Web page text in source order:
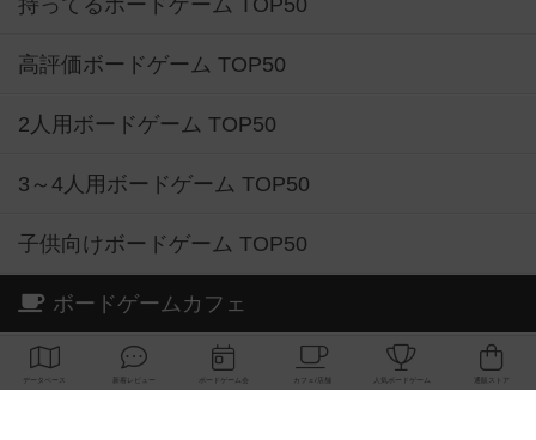
高評価ボードゲーム TOP50
2人用ボードゲーム TOP50
3～4人用ボードゲーム TOP50
子供向けボードゲーム TOP50
ボードゲームカフェ
東京都のボードゲームカフェ